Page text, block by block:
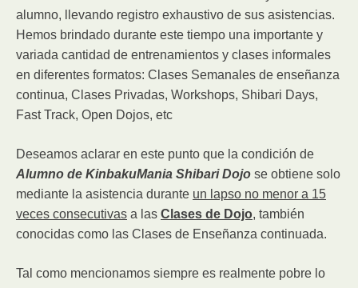
alumno, llevando registro exhaustivo de sus asistencias.
Hemos brindado durante este tiempo una importante y
variada cantidad de entrenamientos y clases informales
en diferentes formatos: Clases Semanales de enseñanza
continua, Clases Privadas, Workshops, Shibari Days,
Fast Track, Open Dojos, etc
Deseamos aclarar en este punto que la condición de
Alumno de KinbakuMania Shibari Dojo se obtiene solo
mediante la asistencia durante un lapso no menor a 15
veces consecutivas a las Clases de Dojo, también
conocidas como las Clases de Enseñanza continuada.
Tal como mencionamos siempre es realmente pobre lo